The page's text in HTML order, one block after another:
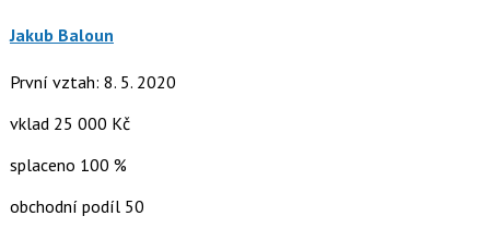
Jakub Baloun
První vztah: 8. 5. 2020
vklad 25 000 Kč
splaceno 100 %
obchodní podíl 50